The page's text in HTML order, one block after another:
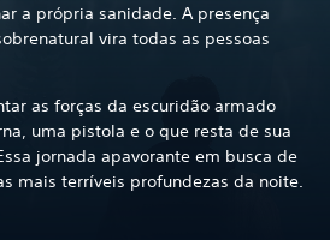
a própria sanidade. A presença
vira todas as pessoas
as forças da escuridão armado
uma pistola e o que resta de sua
jornada apavorante em busca de
mais terríveis profundezas da noite.